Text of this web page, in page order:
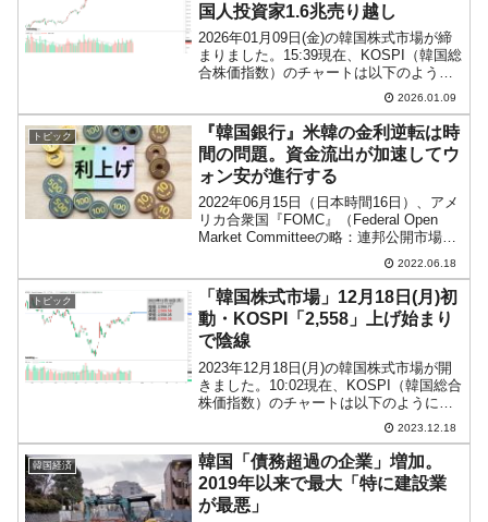
国人投資家1.6兆売り越し
2026年01月09日(金)の韓国株式市場が締
まりました。15:39現在、KOSPI（韓国総
合株価指数）のチャートは以下のように
『Investing.com』より引用）。陽線が伸
びました。KOSPIは「4,586」ま...
2026.01.09
トピック
『韓国銀行』米韓の金利逆転は時
間の問題。資金流出が加速してウ
ォン安が進行する
2022年06月15日（日本時間16日）、アメ
リカ合衆国『FOMC』（Federal Open
Market Committeeの略：連邦公開市場委
員会）は政策金利を0.75％（＝75bp）上
げるとしました。これにより、合衆国の
政策金利は「...
2022.06.18
トピック
「韓国株式市場」12月18日(月)初
動・KOSPI「2,558」上げ始まり
で陰線
2023年12月18日(月)の韓国株式市場が開
きました。10:02現在、KOSPI（韓国総合
株価指数）のチャートは以下のようにな
『Investing.com』より引用）。上げて始
まりましたが、現在のところ陰線。
KOSP...
2023.12.18
韓国経済
韓国「債務超過の企業」増加。
2019年以来で最大「特に建設業
が最悪」